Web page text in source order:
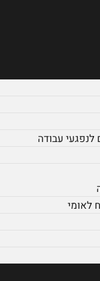
עבודה
לאומי